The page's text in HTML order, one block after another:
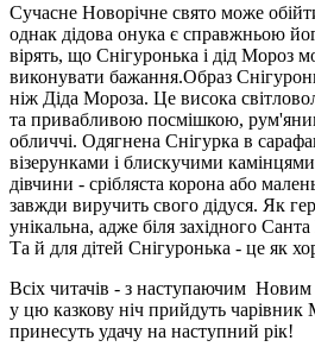
Сучасне Новорічне свято може
однак дідова онука є справжньою
вірять, що Снігуронька і дід Мороз
виконувати бажання.Образ
ніж Діда Мороза. Це висока
та привабливою посмішкою,
обличчі. Одягнена Снігурка в
візерунками і блискучими
дівчини - срібляста корона або
завжди виручить свого дідуся. Як
унікальна, адже біля західного
Та й для дітей Снігуронька - це як
Всіх читачів - з наступаючим
у цю казкову ніч прийдуть чарівник
принесуть удачу на наступний рік!